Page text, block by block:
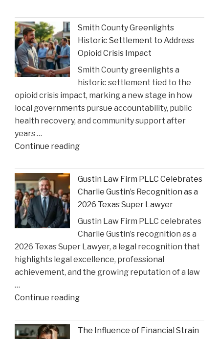
Courts
Can
Step
In:
Justices
Deliberate
on
Reviewing
State
Rulings"
Smith County Greenlights
Historic Settlement to Address
Opioid Crisis Impact
Smith County greenlights a
historic settlement tied to the
opioid crisis impact, marking a new stage in how
local governments pursue accountability, public
health recovery, and community support after
years …
Continue reading"Smith
Greenlights
Historic
Settlement
to
Address
Opioid
Crisis
Impact"
Gustin Law Firm PLLC Celebrates
Charlie Gustin’s Recognition as a
2026 Texas Super Lawyer
Gustin Law Firm PLLC celebrates
Charlie Gustin’s recognition as a
2026 Texas Super Lawyer, a legal recognition that
highlights legal excellence, professional
achievement, and the growing reputation of a law
…
Continue reading"Gustin
Firm
PLLC
The Influence of Financial Strain